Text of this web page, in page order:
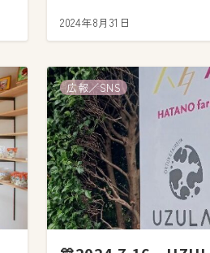
2024年8月31日
広報／SNS